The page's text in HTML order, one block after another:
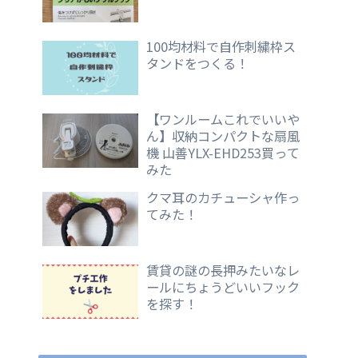
100均材料で自作刺繍枠ス
タンドをつくる！
【ワンルームこれでいいや
ん】収納コンパクトな扇風
機 山善YLX-EHD253買って
みた
クマ耳のカチューシャ作っ
てみた！
賃貸の謎の長押みたいなレ
ールにちょうどいいフック
を探す！